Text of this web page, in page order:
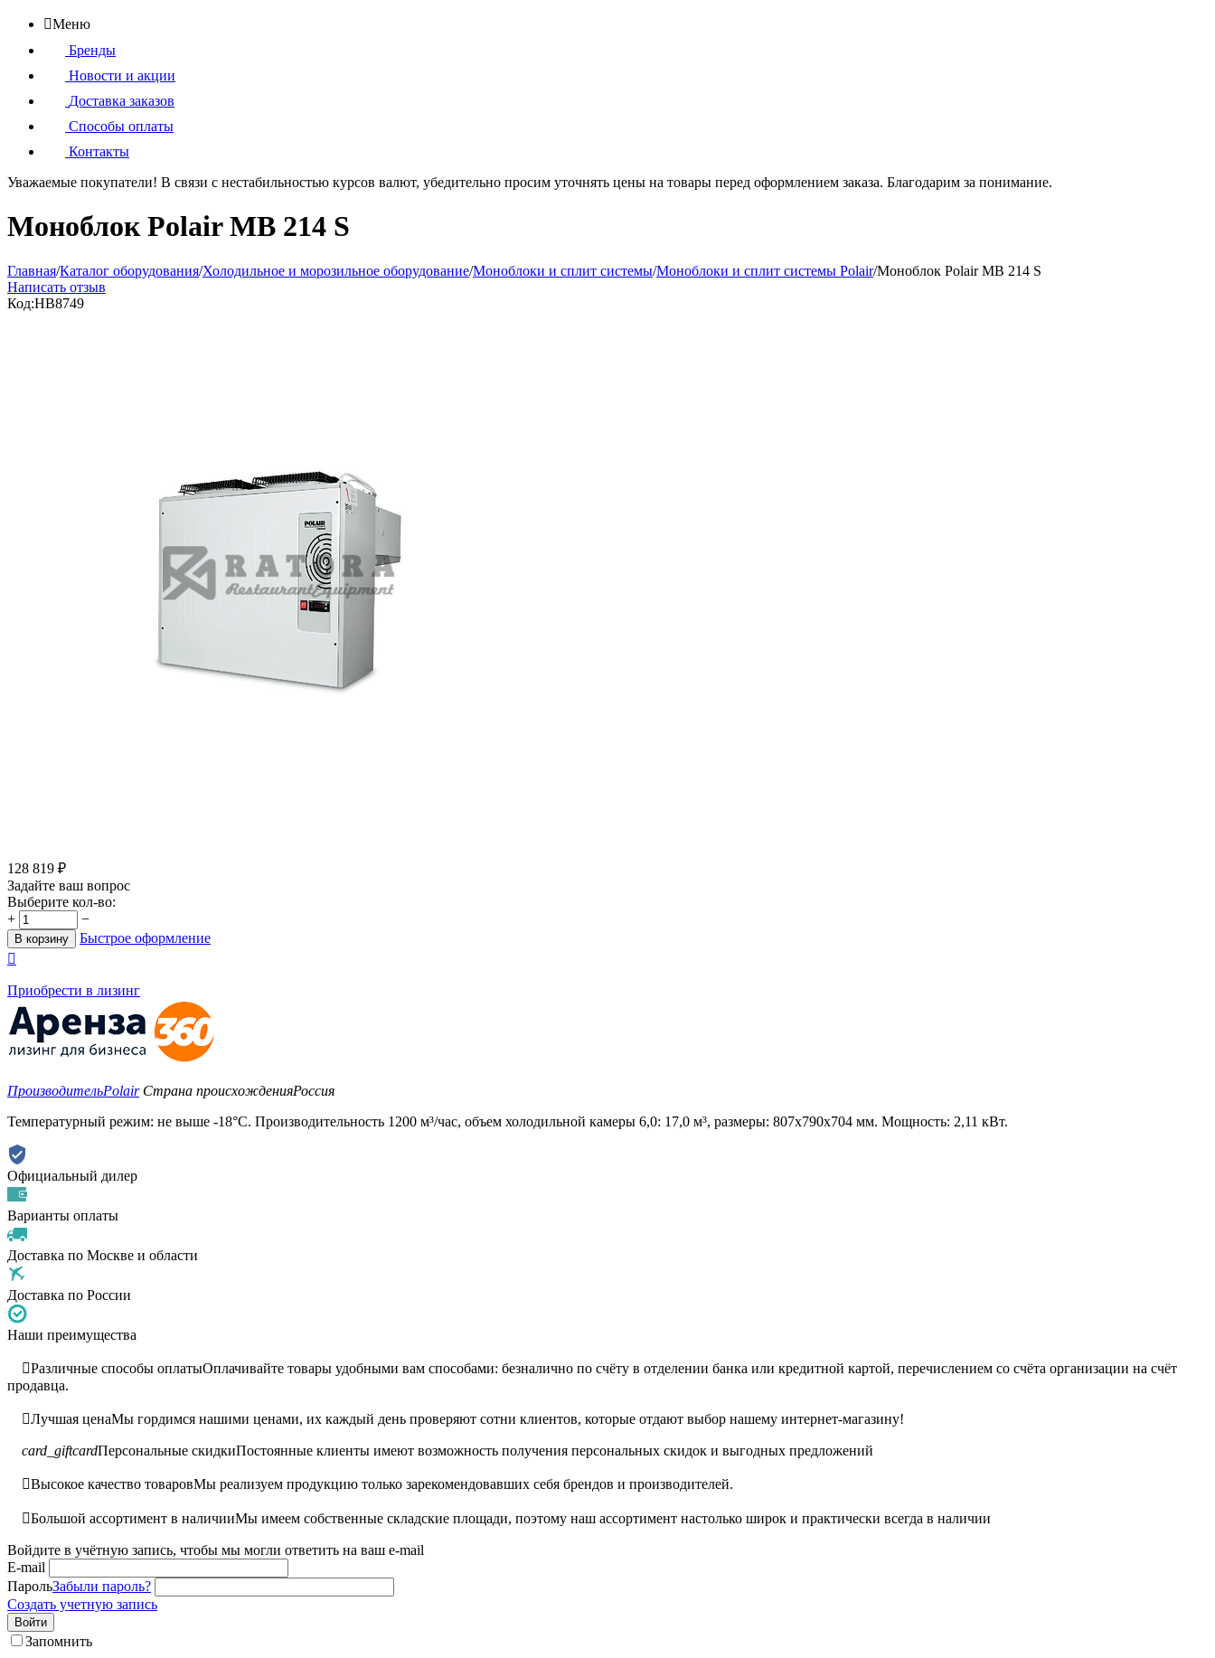
Меню
Бренды
Новости и акции
Доставка заказов
Способы оплаты
Контакты
Уважаемые покупатели! В связи с нестабильностью курсов валют, убедительно просим уточнять цены на товары перед оформлением заказа. Благодарим за понимание.
Моноблок Polair MB 214 S
Главная/Каталог оборудования/Холодильное и морозильное оборудование/Моноблоки и сплит системы/Моноблоки и сплит системы Polair/Моноблок Polair MB 214 S
Написать отзыв
Код:HB8749
128 819 ₽
Задайте ваш вопрос
Выберите кол-во:
+
−
В корзину
Быстрое оформление

Приобрести в лизинг
ПроизводительPolair Страна происхожденияРоссия
Температурный режим: не выше -18°С. Производительность 1200 м³/час, объем холодильной камеры 6,0: 17,0 м³, размеры: 807х790х704 мм. Мощность: 2,11 кВт.
Официальный дилер
Варианты оплаты
Доставка по Москве и области
Доставка по России
Наши преимущества
Различные способы оплатыОплачивайте товары удобными вам способами: безналично по счёту в отделении банка или кредитной картой, перечислением со счёта организации на счёт
продавца.
Лучшая ценаМы гордимся нашими ценами, их каждый день проверяют сотни клиентов, которые отдают выбор нашему интернет-магазину!
card_giftcardПерсональные скидкиПостоянные клиенты имеют возможность получения персональных скидок и выгодных предложений
Высокое качество товаровМы реализуем продукцию только зарекомендовавших себя брендов и производителей.
Большой ассортимент в наличииМы имеем собственные складские площади, поэтому наш ассортимент настолько широк и практически всегда в наличии
Войдите в учётную запись, чтобы мы могли ответить на ваш e-mail
E-mail
ПарольЗабыли пароль?
Создать учетную запись
Войти
Запомнить